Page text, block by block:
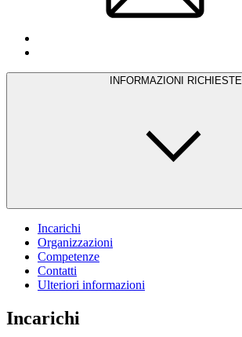
INFORMAZIONI RICHIESTE
Incarichi
Organizzazioni
Competenze
Contatti
Ulteriori informazioni
Incarichi